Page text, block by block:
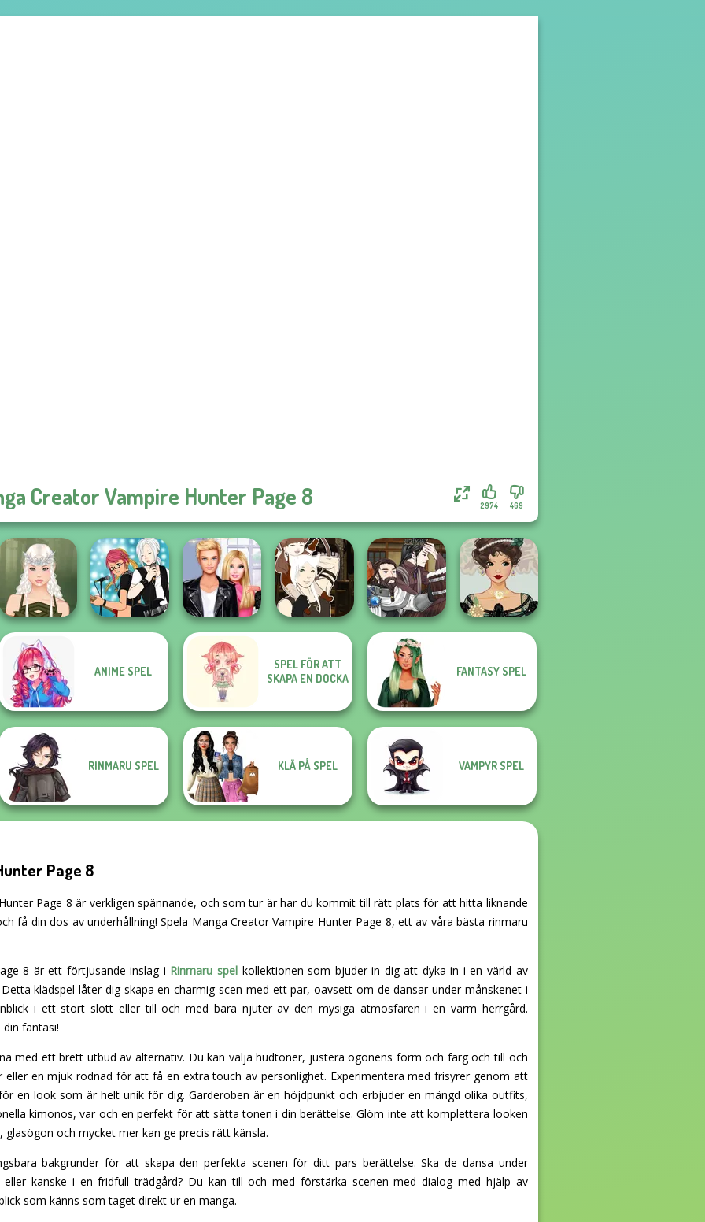
Creator Vampire Hunter Page 8 469
2974
Elven Makeover
Manga Creator -
Roomies Blind
Date
Manga Creator -
Fantasy World...
Manga Creator
World Of
Fantasy...
Belle Époque
ANIME SPEL
SPEL FÖR ATT
SKAPA EN DOCKA
FANTASY SPEL
RINMARU SPEL KLÄ PÅ SPEL VAMPYR SPEL
Page 8
Page 8 är verkligen spännande, och som tur är har du kommit till rätt plats för att hitta liknande
få din dos av underhållning! Spela Manga Creator Vampire Hunter Page 8, ett av våra bästa rinmaru
8 är ett förtjusande inslag i Rinmaru spel kollektionen som bjuder in dig att dyka in i en värld av
klädspel låter dig skapa en charmig scen med ett par, oavsett om de dansar under månskenet i
i ett stort slott eller till och med bara njuter av den mysiga atmosfären i en varm herrgård.
fantasi!
med ett brett utbud av alternativ. Du kan välja hudtoner, justera ögonens form och färg och till och
en mjuk rodnad för att få en extra touch av personlighet. Experimentera med frisyrer genom att
en look som är helt unik för dig. Garderoben är en höjdpunkt och erbjuder en mängd olika outfits,
kimonos, var och en perfekt för att sätta tonen i din berättelse. Glöm inte att komplettera looken
och mycket mer kan ge precis rätt känsla.
bakgrunder för att skapa den perfekta scenen för ditt pars berättelse. Ska de dansa under
kanske i en fridfull trädgård? Du kan till och med förstärka scenen med dialog med hjälp av
som känns som taget direkt ur en manga.